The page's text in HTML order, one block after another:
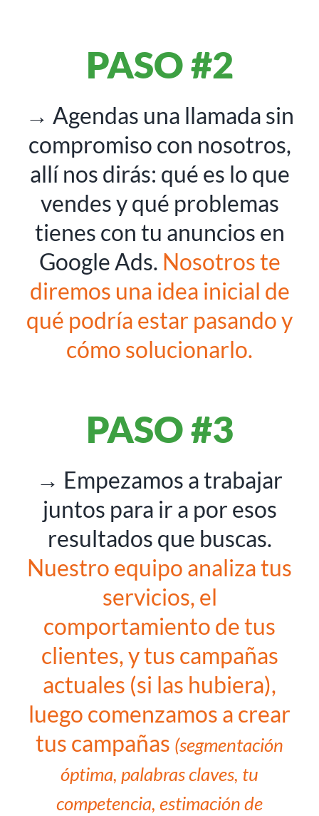
PASO #2
→ Agendas una llamada sin
compromiso con nosotros,
allí nos dirás: qué es lo que
vendes y qué problemas
tienes con tu anuncios en
Google Ads. Nosotros te
diremos una idea inicial de
qué podría estar pasando y
cómo solucionarlo.
PASO #3
→ Empezamos a trabajar
juntos para ir a por esos
resultados que buscas.
Nuestro equipo analiza tus
servicios, el
comportamiento de tus
clientes, y tus campañas
actuales (si las hubiera),
luego comenzamos a crear
tus campañas (segmentación
óptima, palabras claves, tu
competencia, estimación de